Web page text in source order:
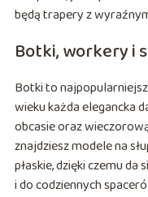
będą trapery z
Botki, workery i
Botki to
wieku każda elegancka
obcasie oraz
znajdziesz modele na
płaskie, dzięki czemu
i do codziennych